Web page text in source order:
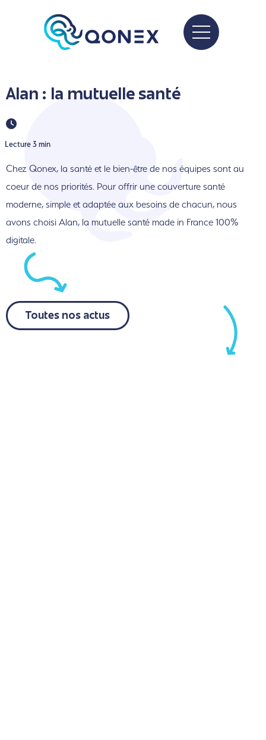
Alan : la mutuelle santé
Lecture 3 min
Chez Qonex, la santé et le bien-être de nos équipes sont au
coeur de nos priorités. Pour offrir une couverture santé
moderne, simple et adaptée aux besoins de chacun, nous
avons choisi Alan, la mutuelle santé made in France 100%
digitale.
Toutes nos actus